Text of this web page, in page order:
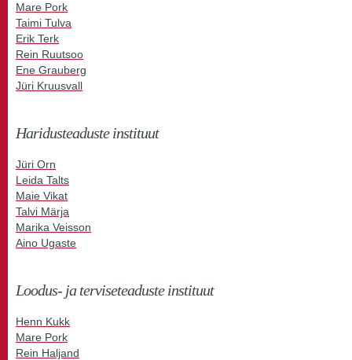
Mare Pork
Taimi Tulva
Erik Terk
Rein Ruutsoo
Ene Grauberg
Jüri Kruusvall
Haridusteaduste instituut
Jüri Orn
Leida Talts
Maie Vikat
Talvi Märja
Marika Veisson
Aino Ugaste
Loodus- ja terviseteaduste instituut
Henn Kukk
Mare Pork
Rein Haljand